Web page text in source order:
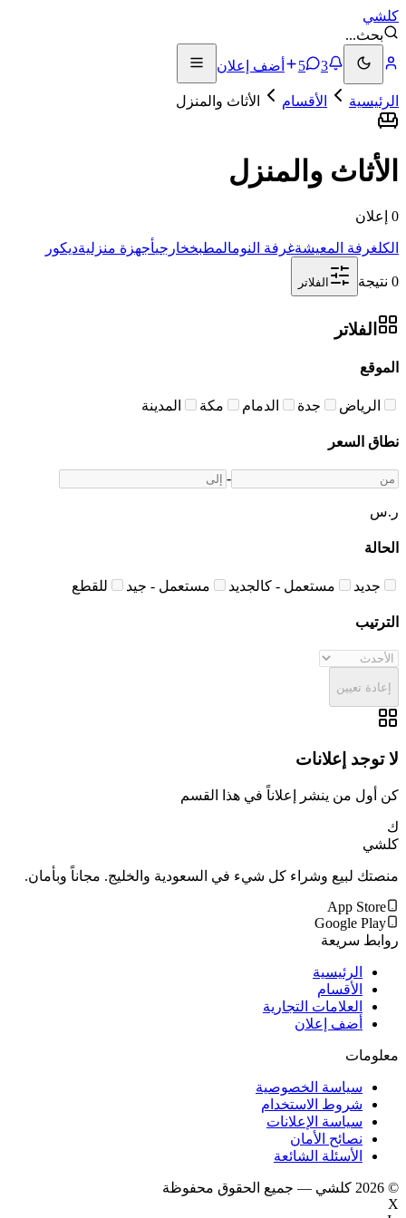
كلشي
بحث...
3
5 أضف إعلان
الرئيسية الأقسام الأثاث والمنزل
الأثاث والمنزل
0 إعلان
الكلغرفة المعيشةغرفة النومالمطبخخارجيأجهزة منزليةديكور
0 نتيجة الفلاتر
الفلاتر
الموقع
الرياض جدة الدمام مكة المدينة
نطاق السعر
-
ر.س
الحالة
جديد مستعمل - كالجديد مستعمل - جيد للقطع
الترتيب
إعادة تعيين
لا توجد إعلانات
كن أول من ينشر إعلاناً في هذا القسم
ك
كلشي
منصتك لبيع وشراء كل شيء في السعودية والخليج. مجاناً وبأمان.
App Store
Google Play
روابط سريعة
الرئيسية
الأقسام
العلامات التجارية
أضف إعلان
معلومات
سياسة الخصوصية
شروط الاستخدام
سياسة الإعلانات
نصائح الأمان
الأسئلة الشائعة
©
2026 كلشي — جميع الحقوق محفوظة
X